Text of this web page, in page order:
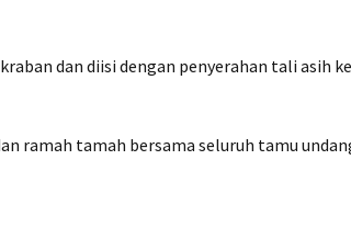
dan diisi dengan penyerahan tali asih
ramah tamah bersama seluruh tamu